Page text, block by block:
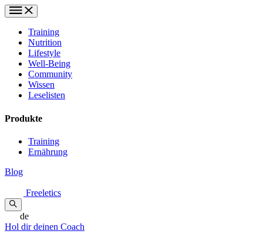
Training
Nutrition
Lifestyle
Well-Being
Community
Wissen
Leselisten
Produkte
Training
Ernährung
Blog
Freeletics
de
Hol dir deinen Coach